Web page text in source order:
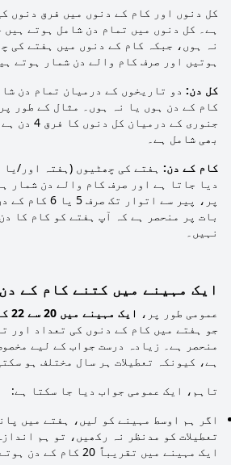
کل دنوں اور کام کے دنوں میں فرق دنوں
ہے۔ کل دنوں میں تمام دن شامل ہوتے ہیں
نہ ہوں، جبکہ کام کے دنوں میں ہفتے کی
ہوتیں اور صرف کام والے دن شمار ہوتے
کل دن: دو تاریخوں کے درمیان تمام دن
جنوری کے
بھی شامل ہے۔
کام کے دن: ہفتے کی چھٹیوں (ہفتہ اور/یا
دیا جاتا ہے اور صرف کام والے دن شمار
پر، پیر سے
بات پر منحصر ہے کہ آپ ہفتے کو کام کا
نہیں۔
ایک مہینے میں کتنے کام کے
عمومی طور پر، ایک مہینے میں 20 سے 22 کام کے دن
جو ہفتے میں کام کے دنوں کی تعداد اور
منحصر ہے۔ زیادہ درست جواب کے لیے
ہے، کیونکہ تعطیلات ہر سال مختلف ہو
تاہم، ایک عمومی جواب دیا جا سکتا ہے:
اگر ہم اوسط مہینے کو لیں، ہفتے میں
تعطیلات کو مدنظر نہ رکھیں، تو ہم
ایک مہینے میں تقریباً 20 کام کے دن ہوتے ہیں۔